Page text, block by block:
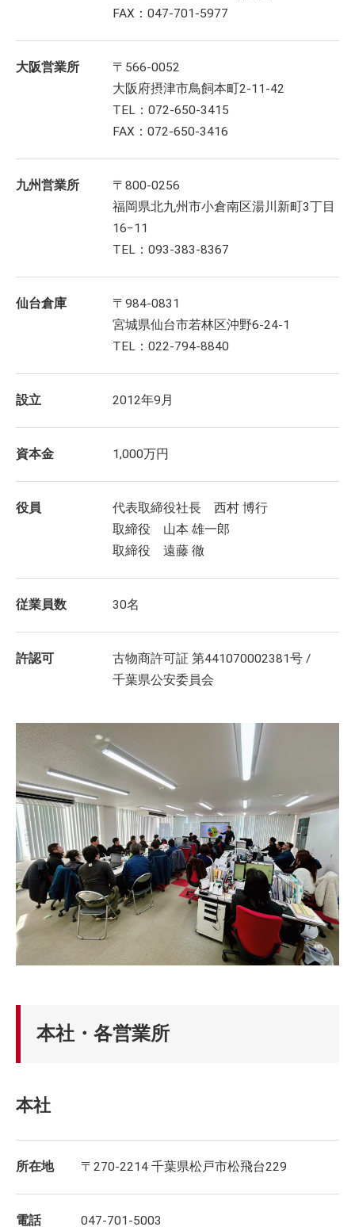
FAX：047-701-5977
大阪営業所
〒566-0052
大阪府摂津市鳥飼本町2-11-42
TEL：072-650-3415
FAX：072-650-3416
九州営業所
〒800-0256
福岡県北九州市小倉南区湯川新町3丁目
16−11
TEL：093-383-8367
仙台倉庫
〒984-0831
宮城県仙台市若林区沖野6-24-1
TEL：022-794-8840
設立 2012年9月
資本金 1,000万円
役員
代表取締役社長 西村 博行
取締役 山本 雄一郎
取締役 遠藤 徹
従業員数 30名
許認可
古物商許可証 第441070002381号 /
千葉県公安委員会
本社・各営業所
本社
所在地 〒270-2214 千葉県松戸市松飛台229
電話 047-701-5003